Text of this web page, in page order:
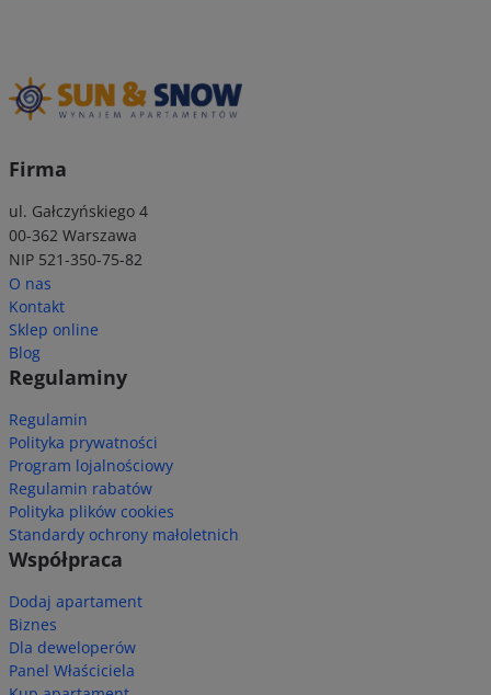
Firma
ul. Gałczyńskiego 4
00-362 Warszawa
NIP 521-350-75-82
O nas
Kontakt
Sklep online
Blog
Regulaminy
Regulamin
Polityka prywatności
Program lojalnościowy
Regulamin rabatów
Polityka plików cookies
Standardy ochrony małoletnich
Współpraca
Dodaj apartament
Biznes
Dla deweloperów
Panel Właściciela